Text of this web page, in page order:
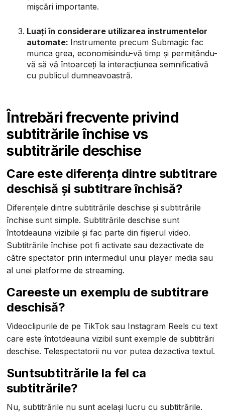
mișcări importante.
Luați în considerare utilizarea instrumentelor
automate: Instrumente precum Submagic fac
munca grea, economisindu-vă timp și permițându-
vă să vă întoarceți la interacțiunea semnificativă
cu publicul dumneavoastră.
Întrebări frecvente privind
subtitrările închise vs
subtitrările deschise
Care este diferența dintre subtitrare
deschisă și subtitrare închisă?
Diferențele dintre subtitrările deschise și subtitrările
închise sunt simple. Subtitrările deschise sunt
întotdeauna vizibile și fac parte din fișierul video.
Subtitrările închise pot fi activate sau dezactivate de
către spectator prin intermediul unui player media sau
al unei platforme de streaming.
‍Careeste un exemplu de subtitrare
deschisă?
Videoclipurile de pe TikTok sau Instagram Reels cu text
care este întotdeauna vizibil sunt exemple de subtitrări
deschise. Telespectatorii nu vor putea dezactiva textul.
‍Suntsubtitrările la fel ca
subtitrările?
Nu, subtitrările nu sunt același lucru cu subtitrările.